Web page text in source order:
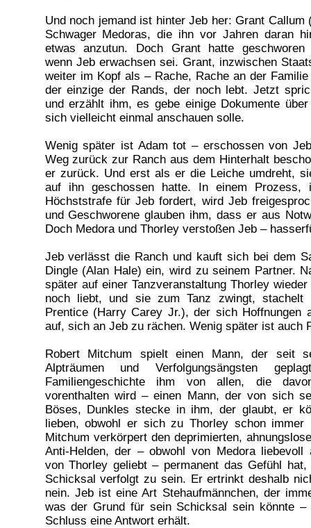
Und noch jemand ist hinter Jeb her: Grant Callum
Schwager Medoras, die ihn vor Jahren daran
etwas anzutun. Doch Grant hatte geschworen
wenn Jeb erwachsen sei. Grant, inzwischen
weiter im Kopf als – Rache, Rache an der
der einzige der Rands, der noch lebt. Jetzt
und erzählt ihm, es gebe einige Dokumente
sich vielleicht einmal anschauen solle.
Wenig später ist Adam tot – erschossen von
Weg zurück zur Ranch aus dem Hinterhalt
er zurück. Und erst als er die Leiche umdreht,
auf ihn geschossen hatte. In einem Prozess,
Höchststrafe für Jeb fordert, wird Jeb
und Geschworene glauben ihm, dass er aus
Doch Medora und Thorley verstoßen Jeb –
Jeb verlässt die Ranch und kauft sich bei dem
Dingle (Alan Hale) ein, wird zu seinem Partner.
später auf einer Tanzveranstaltung Thorley
noch liebt, und sie zum Tanz zwingt, stachelt
Prentice (Harry Carey Jr.), der sich Hoffnungen
auf, sich an Jeb zu rächen. Wenig später ist auch
Robert Mitchum spielt einen Mann, der seit
Alpträumen und Verfolgungsängsten
Familiengeschichte ihm von allen, die
vorenthalten wird – einen Mann, der von sich
Böses, Dunkles stecke in ihm, der glaubt, er
lieben, obwohl er sich zu Thorley schon immer
Mitchum verkörpert den deprimierten,
Anti-Helden, der – obwohl von Medora liebevoll
von Thorley geliebt – permanent das Gefühl
Schicksal verfolgt zu sein. Er ertrinkt deshalb
nein. Jeb ist eine Art Stehaufmännchen, der
was der Grund für sein Schicksal sein könnte
Schluss eine Antwort erhält.